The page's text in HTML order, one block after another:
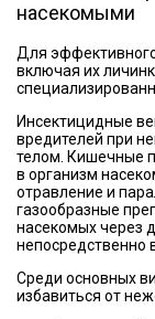
насекомыми
Для
включая их
Инсектицидные
вредителей при
телом. Кишечные
в организм
отравление и
газообразные
насекомых через
непосредственно
Среди основных
избавиться от